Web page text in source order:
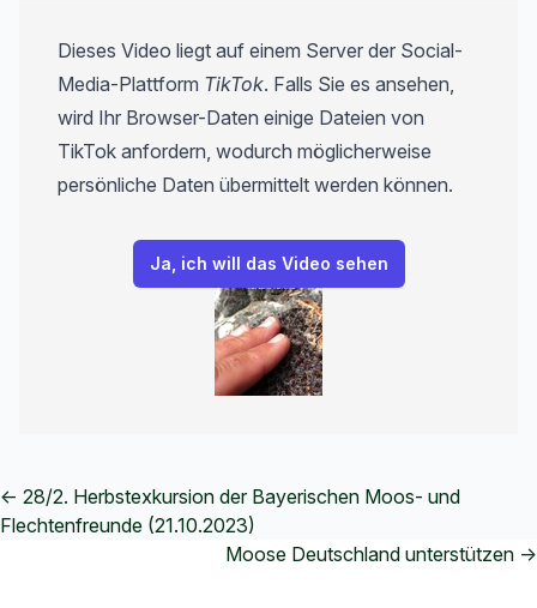
Dieses Video liegt auf einem Server der Social-
Media-Plattform TikTok. Falls Sie es ansehen,
wird Ihr Browser-Daten einige Dateien von
TikTok anfordern, wodurch möglicherweise
persönliche Daten übermittelt werden können.
← 28/2. Herbstexkursion der Bayerischen Moos- und
Flechtenfreunde (21.10.2023)
Moose Deutschland unterstützen →